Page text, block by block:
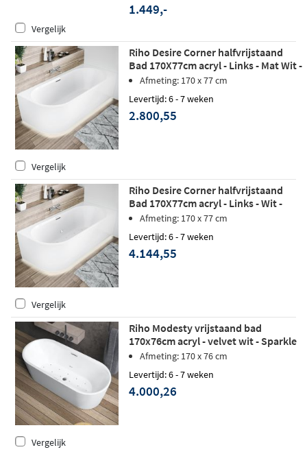
1.449,-
Vergelijk
Riho Desire Corner halfvrijstaand
Bad 170X77cm acryl - Links - Mat Wit -
LED verlichting
Afmeting: 170 x 77 cm
Levertijd: 6 - 7 weken
2.800,55
Vergelijk
Riho Desire Corner halfvrijstaand
Bad 170X77cm acryl - Links - Wit -
Sparkle Mood - LED verlichting
Afmeting: 170 x 77 cm
Levertijd: 6 - 7 weken
4.144,55
Vergelijk
Riho Modesty vrijstaand bad
170x76cm acryl - velvet wit - Sparkle
Mood
Afmeting: 170 x 76 cm
Levertijd: 6 - 7 weken
4.000,26
Vergelijk